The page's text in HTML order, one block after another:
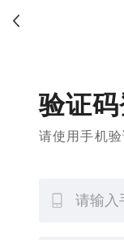
验证
请使用手机